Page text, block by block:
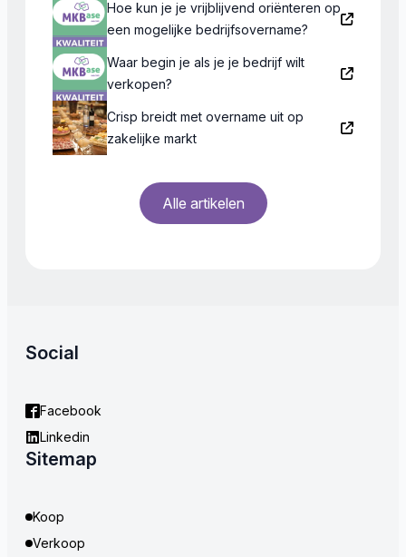
Hoe kun je je vrijblijvend oriënteren op
een mogelijke bedrijfsovername?
Waar begin je als je je bedrijf wilt
verkopen?
Crisp breidt met overname uit op
zakelijke markt
Alle artikelen
Social
Facebook
Linkedin
Sitemap
Koop
Verkoop